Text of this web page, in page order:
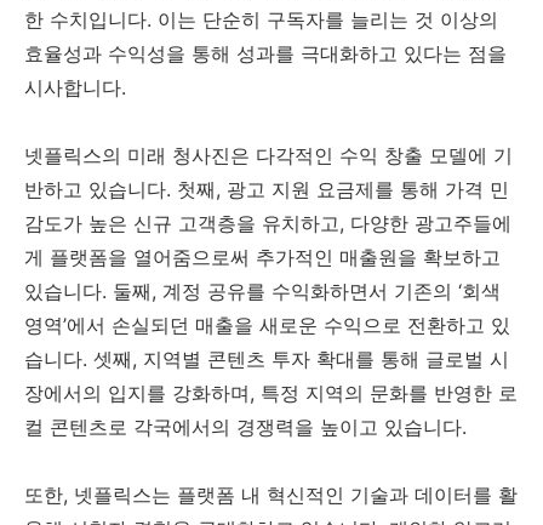
한 수치입니다. 이는 단순히 구독자를 늘리는 것 이상의
효율성과 수익성을 통해 성과를 극대화하고 있다는 점을
시사합니다.
넷플릭스의 미래 청사진은 다각적인 수익 창출 모델에 기
반하고 있습니다. 첫째, 광고 지원 요금제를 통해 가격 민
감도가 높은 신규 고객층을 유치하고, 다양한 광고주들에
게 플랫폼을 열어줌으로써 추가적인 매출원을 확보하고
있습니다. 둘째, 계정 공유를 수익화하면서 기존의 ‘회색
영역’에서 손실되던 매출을 새로운 수익으로 전환하고 있
습니다. 셋째, 지역별 콘텐츠 투자 확대를 통해 글로벌 시
장에서의 입지를 강화하며, 특정 지역의 문화를 반영한 로
컬 콘텐츠로 각국에서의 경쟁력을 높이고 있습니다.
또한, 넷플릭스는 플랫폼 내 혁신적인 기술과 데이터를 활